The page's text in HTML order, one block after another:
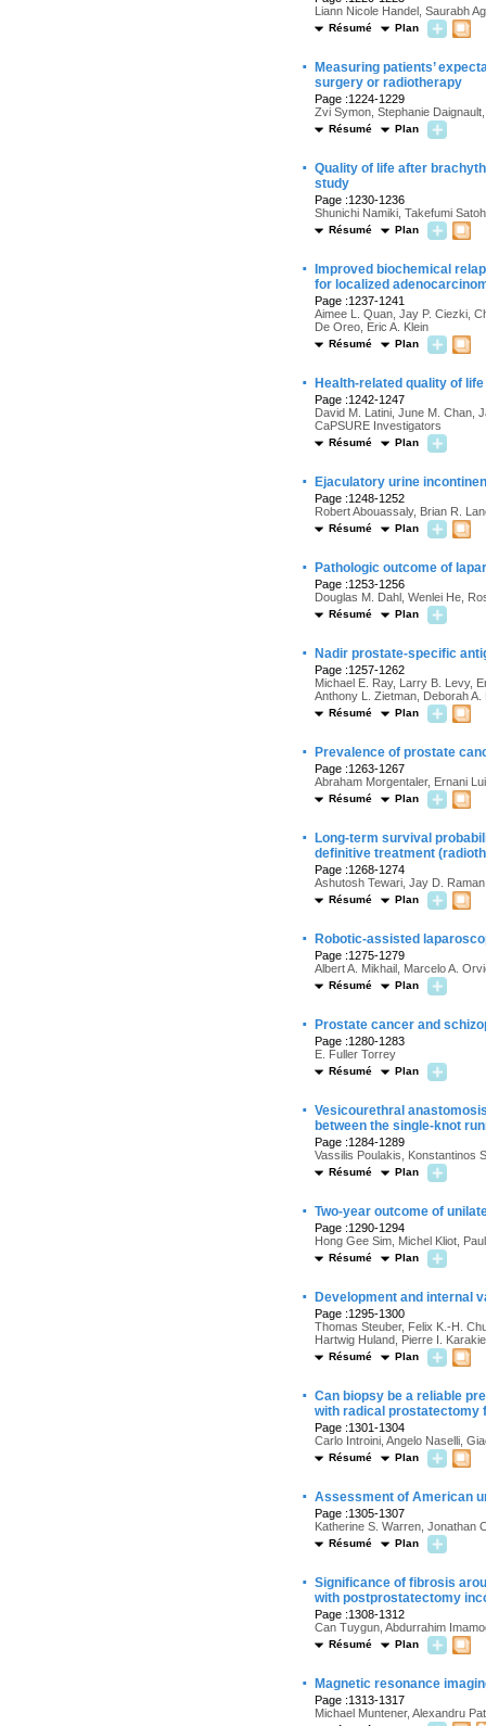
Liann Nicole Handel, Saurabh
Résumé Plan
·
Measuring patients’
surgery or radiotherapy
Page :1224-1229
Zvi Symon, Stephanie
Résumé Plan
· Quality of life after
study
Page :1230-1236
Shunichi Namiki, Takefumi
Résumé Plan
·
Improved biochemical
for localized
Page :1237-1241
Aimee L. Quan, Jay P. Ciezki,
De Oreo, Eric A. Klein
Résumé Plan
· Health-related quality of
Page :1242-1247
David M. Latini, June M. Chan,
CaPSURE Investigators
Résumé Plan
· Ejaculatory urine
Page :1248-1252
Robert Abouassaly, Brian R.
Résumé Plan
· Pathologic outcome of
Page :1253-1256
Douglas M. Dahl, Wenlei He,
Résumé Plan
· Nadir prostate-specific
Page :1257-1262
Michael E. Ray, Larry B. Levy,
Anthony L. Zietman, Deborah A.
Résumé Plan
· Prevalence of prostate
Page :1263-1267
Abraham Morgentaler, Ernani
Résumé Plan
·
Long-term survival
definitive treatment
Page :1268-1274
Ashutosh Tewari, Jay D.
Résumé Plan
· Robotic-assisted
Page :1275-1279
Albert A. Mikhail, Marcelo A.
Résumé Plan
· Prostate cancer and
Page :1280-1283
E. Fuller Torrey
Résumé Plan
· Vesicourethral
between the single-knot
Page :1284-1289
Vassilis Poulakis, Konstantinos
Résumé Plan
· Two-year outcome of
Page :1290-1294
Hong Gee Sim, Michel Kliot,
Résumé Plan
· Development and internal
Page :1295-1300
Thomas Steuber, Felix K.-H.
Hartwig Huland, Pierre I.
Résumé Plan
· Can biopsy be a reliable
with radical prostatectomy
Page :1301-1304
Carlo Introini, Angelo Naselli,
Résumé Plan
· Assessment of American
Page :1305-1307
Katherine S. Warren, Jonathan
Résumé Plan
· Significance of fibrosis
with postprostatectomy
Page :1308-1312
Can Tuygun, Abdurrahim
Résumé Plan
· Magnetic resonance
Page :1313-1317
Michael Muntener, Alexandru